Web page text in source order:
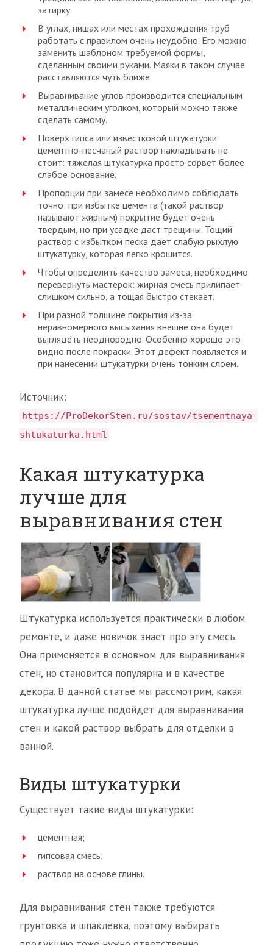
затирку.
В углах, нишах или местах прохождения труб
работать с правилом очень неудобно. Его можно
заменить шаблоном требуемой формы,
сделанным своими руками. Маяки в таком случае
расставляются чуть ближе.
Выравнивание углов производится специальным
металлическим уголком, который можно также
сделать самому.
Поверх гипса или известковой штукатурки
цементно-песчаный раствор накладывать не
стоит: тяжелая штукатурка просто сорвет более
слабое основание.
Пропорции при замесе необходимо соблюдать
точно: при избытке цемента (такой раствор
называют жирным) покрытие будет очень
твердым, но при усадке даст трещины. Тощий
раствор с избытком песка дает слабую рыхлую
штукатурку, которая легко крошится.
Чтобы определить качество замеса, необходимо
перевернуть мастерок: жирная смесь прилипает
слишком сильно, а тощая быстро стекает.
При разной толщине покрытия из-за
неравномерного высыхания внешне она будет
выглядеть неоднородно. Особенно хорошо это
видно после покраски. Этот дефект появляется и
при нанесении штукатурки очень тонким слоем.
Источник:
https://ProDekorSten.ru/sostav/tsementnaya-
shtukaturka.html
Какая штукатурка
лучше для
выравнивания стен
Штукатурка используется практически в любом
ремонте, и даже новичок знает про эту смесь.
Она применяется в основном для выравнивания
стен, но становится популярна и в качестве
декора. В данной статье мы рассмотрим, какая
штукатурка лучше подойдет для выравнивания
стен и какой раствор выбрать для отделки в
ванной.
Виды штукатурки
Существует такие виды штукатурки:
цементная;
гипсовая смесь;
раствор на основе глины.
Для выравнивания стен также требуются
грунтовка и шпаклевка, поэтому выбирать